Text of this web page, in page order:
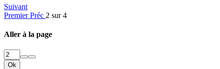
Suivant
Premier Préc 2 sur 4
Aller à la page
Ok